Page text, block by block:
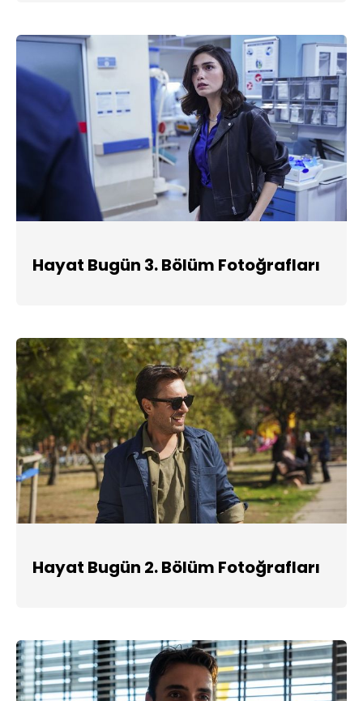
Hayat Bugün 3. Bölüm Fotoğrafları
Hayat Bugün 2. Bölüm Fotoğrafları